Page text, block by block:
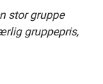
stor gruppe
gruppepris,